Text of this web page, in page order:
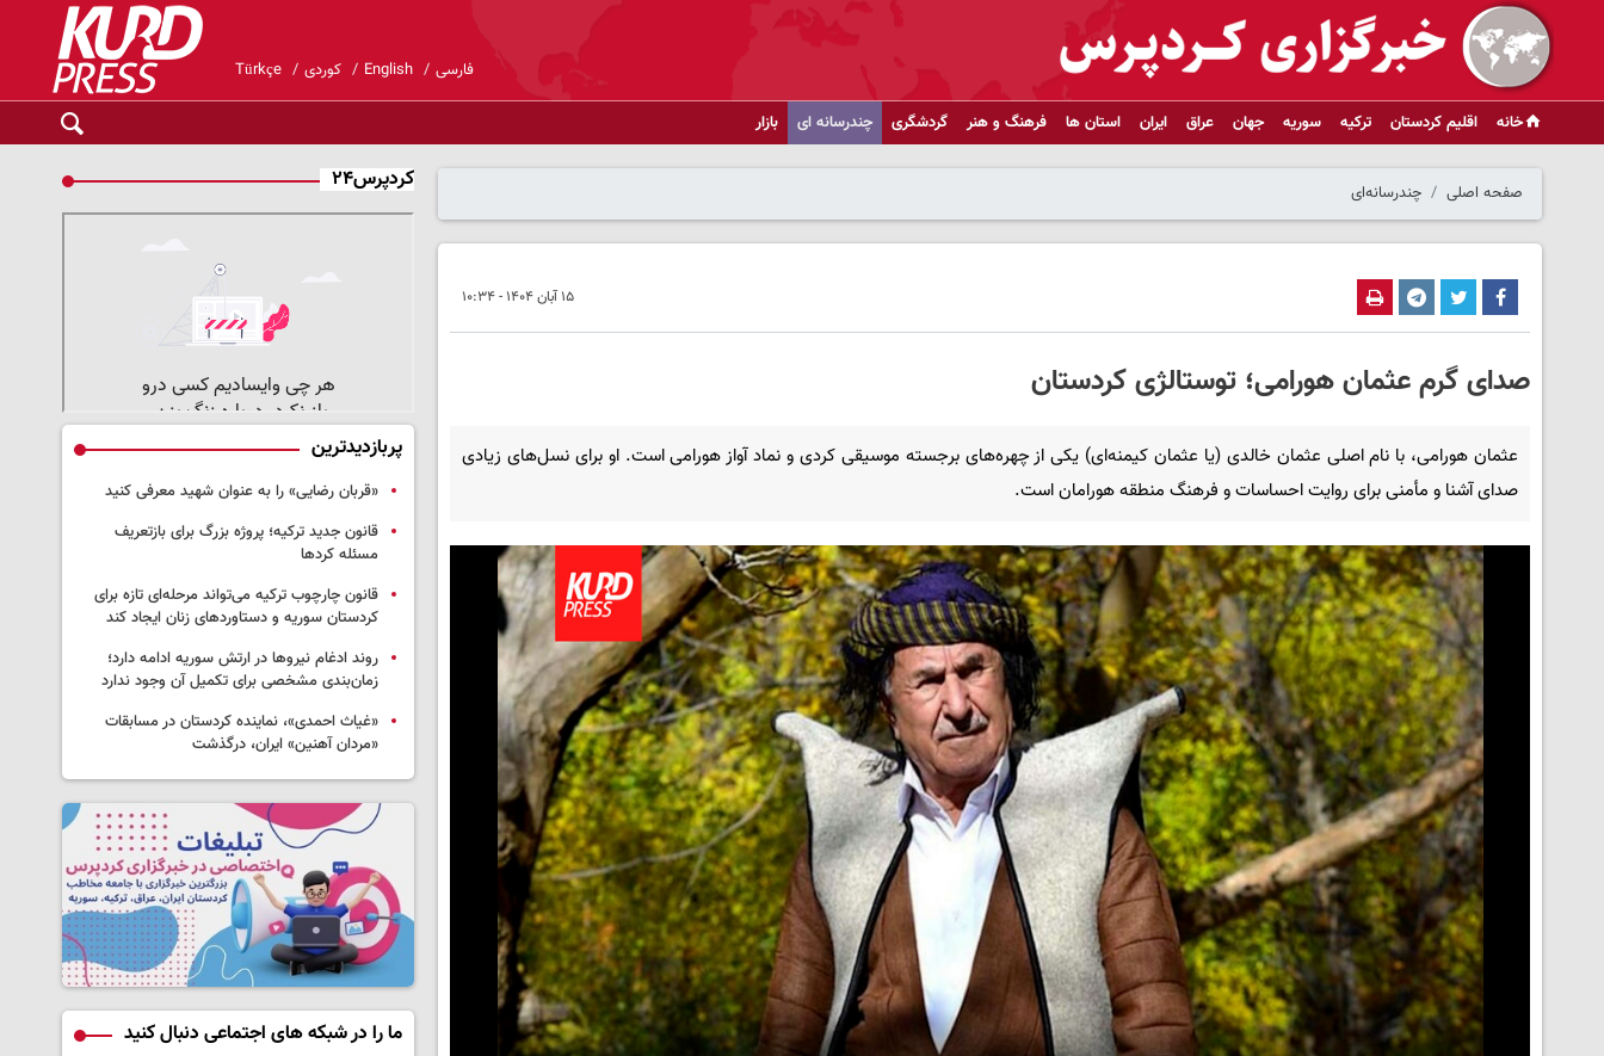
فارسی English کوردی Türkçe
خانه اقلیم کردستان ترکیه سوریه جهان عراق ایران استان ها فرهنگ و هنر گردشگری چندرسانه ای بازار
صفحه اصلی چندرسانه‌ای
۱۵ آبان ۱۴۰۴ - ۱۰:۳۴
صدای گرم عثمان هورامی؛ توستالژی کردستان
عثمان هورامی، با نام اصلی عثمان خالدی (یا عثمان کیمنه‌ای) یکی از چهره‌های برجسته موسیقی کردی و نماد آواز هورامی است. او برای نسل‌های زیادی
صدای آشنا و مأمنی برای روایت احساسات و فرهنگ منطقه هورامان است.
کردپرس۲۴
پربازدیدترین
«قربان رضایی» را به عنوان شهید معرفی کنید
قانون جدید ترکیه؛ پروژه بزرگ‌ برای بازتعریف
مسئله کردها
قانون چارچوب ترکیه می‌تواند مرحله‌ای تازه برای
کردستان سوریه و دستاوردهای زنان ایجاد کند
روند ادغام نیروها در ارتش سوریه ادامه دارد؛
زمان‌بندی مشخصی برای تکمیل آن وجود ندارد
«غیاث احمدی»، نماینده کردستان در مسابقات
«مردان آهنین» ایران، درگذشت
ما را در شبکه های اجتماعی دنبال کنید